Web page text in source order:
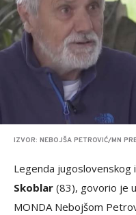
IZVOR: NEBOJŠA PETROVIĆ/MN
Legenda jugoslovenskog
Skoblar (83), govorio je
MONDA Nebojšom